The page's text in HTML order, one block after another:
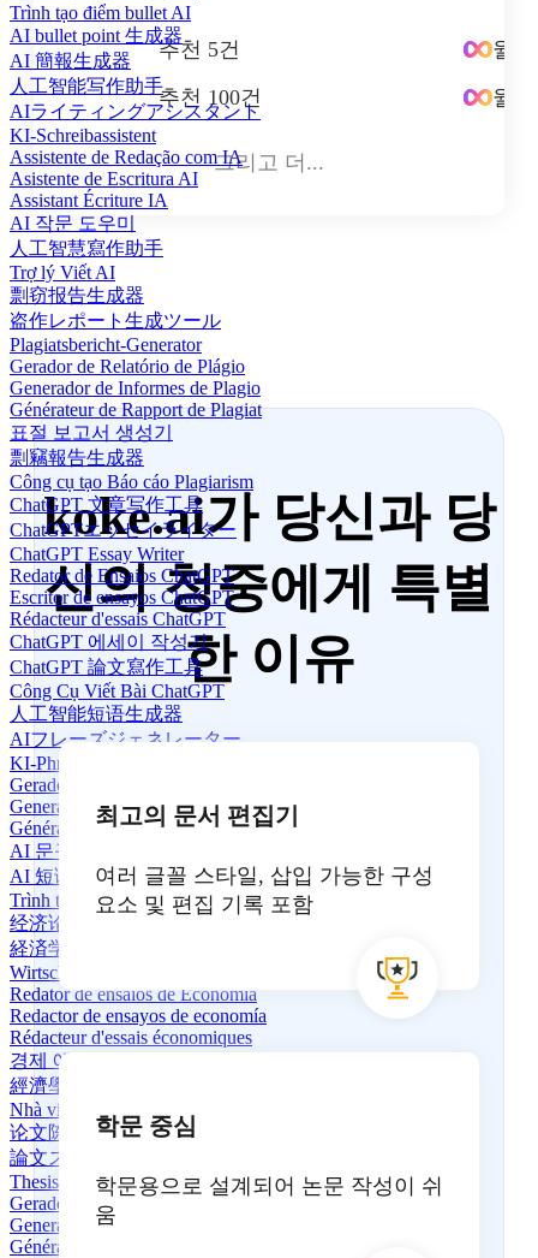
Trình tạo điểm bullet AI
AI bullet point 生成器
AI 簡報生成器
人工智能写作助手
AIライティングアシスタント
KI-Schreibassistent
Assistente de Redação com IA
Asistente de Escritura AI
Assistant Écriture IA
AI 작문 도우미
人工智慧寫作助手
Trợ lý Viết AI
剽窃报告生成器
盗作レポート生成ツール
Plagiatsbericht-Generator
Gerador de Relatório de Plágio
Generador de Informes de Plagio
Générateur de Rapport de Plagiat
표절 보고서 생성기
剽竊報告生成器
Công cụ tạo Báo cáo Plagiarism
ChatGPT 文章写作工具
ChatGPTエッセイライター
ChatGPT Essay Writer
Redator de Ensaios ChatGPT
Escritor de ensayos ChatGPT
Rédacteur d'essais ChatGPT
ChatGPT 에세이 작성기
ChatGPT 論文寫作工具
Công Cụ Viết Bài ChatGPT
人工智能短语生成器
AIフレーズジェネレーター
KI-Phrasengenerator
Gerador de Frases com IA
Generador de frases de IA
Générateur de phrases IA
AI 문구 생성기
AI 短语生成器
Trình tạo cụm từ AI
经济论文写作专家
経済学エッセイライター
Wirtschaftsaufsatzschreiber
Redator de ensaios de Economia
Redactor de ensayos de economía
Rédacteur d'essais économiques
경제 에세이 작가
經濟學論文寫作專家
Nhà viết bài luận Kinh tế
论文陈述生成器
論文ステートメントジェネレーター
Thesis Statement Generator
Gerador de Tese
Generador de Declaraciones de Tesis
Générateur d'énoncé de thèse
추천 5건
추천 100건
월
월
그리고 더...
koke.ai가 당신과 당
신의 청중에게 특별
한 이유
최고의 문서 편집기
여러 글꼴 스타일, 삽입 가능한 구성
요소 및 편집 기록 포함
학문 중심
학문용으로 설계되어 논문 작성이 쉬
움